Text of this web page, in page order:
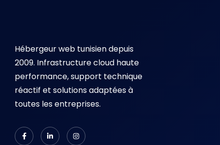
Hébergeur web tunisien depuis
2009. Infrastructure cloud haute
performance, support technique
réactif et solutions adaptées à
toutes les entreprises.